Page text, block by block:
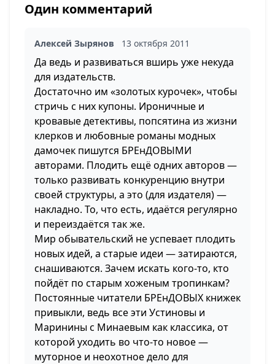
Один комментарий
Алексей Зырянов 13 октября 2011
Да ведь и развиваться вширь уже некуда
для издательств.
Достаточно им «золотых курочек», чтобы
стричь с них купоны. Ироничные и
кровавые детективы, попсятина из жизни
клерков и любовные романы модных
дамочек пишутся БРЕнДОВЫМИ
авторами. Плодить ещё одних авторов —
только развивать конкуренцию внутри
своей структуры, а это (для издателя) —
накладно. То, что есть, идаётся регулярно
и переиздаётся так же.
Мир обывательский не успевает плодить
новых идей, а старые идеи — затираются,
снашиваются. Зачем искать кого-то, кто
пойдёт по старым хоженым тропинкам?
Постоянные читатели БРЕнДОВЫХ книжек
привыкли, ведь все эти Устиновы и
Маринины с Минаевым как классика, от
которой уходить во что-то новое —
муторное и неохотное дело для